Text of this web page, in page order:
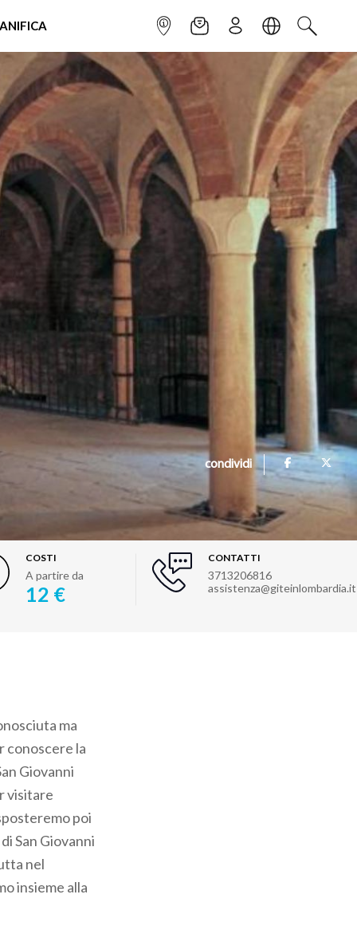
INFOPOINTNEWSLETTER
ISCRIVITILINGUACERCA
condividi
COSTI
A partire da
12 €
CONTATTI
3713206816
assistenza@giteinlombardia.it
ma
conoscere la
Giovanni
visitare
poi
San Giovanni
nel
insieme alla